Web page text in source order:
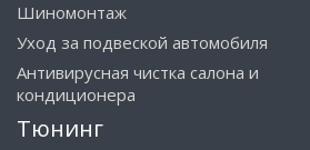
Шиномонтаж
Уход за подвеской автомобиля
Антивирусная чистка салона и
кондиционера
Тюнинг